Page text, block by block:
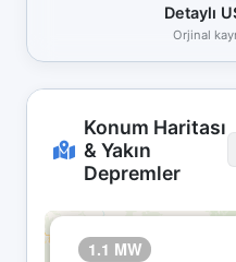
Detaylı
Orjinal
Konum Haritası
& Yakın
Depremler
1.1 MW